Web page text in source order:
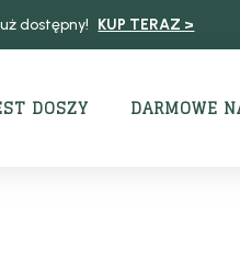
dostępny! KUP TERAZ >
DOSZY DARMOWE